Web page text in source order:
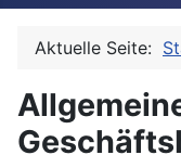
Aktuelle Seite: